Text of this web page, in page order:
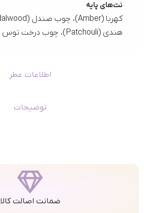
اطلاعات عطر
توضیحات
نت‌های پایه
هندی (Patchouli)، چوب درخت توس (Birch)
ضمانت اصالت کالا